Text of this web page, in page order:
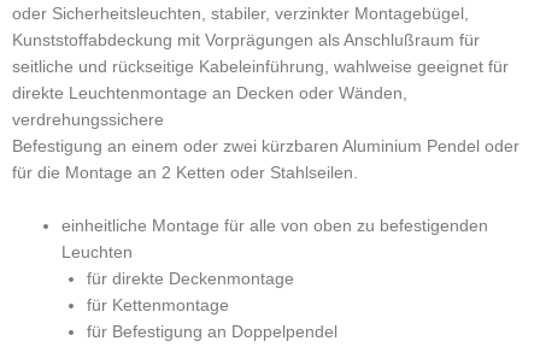
oder Sicherheitsleuchten, stabiler, verzinkter Montagebügel,
Kunststoffabdeckung mit Vorprägungen als Anschlußraum für
seitliche und rückseitige Kabeleinführung, wahlweise geeignet für
direkte Leuchtenmontage an Decken oder Wänden,
verdrehungssichere
Befestigung an einem oder zwei kürzbaren Aluminium Pendel oder
für die Montage an 2 Ketten oder Stahlseilen.
einheitliche Montage für alle von oben zu befestigenden
Leuchten
für direkte Deckenmontage
für Kettenmontage
für Befestigung an Doppelpendel